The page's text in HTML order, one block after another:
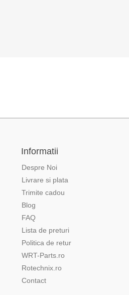
Informatii
Despre Noi
Livrare si plata
Trimite cadou
Blog
FAQ
Lista de preturi
Politica de retur
WRT-Parts.ro
Rotechnix.ro
Contact